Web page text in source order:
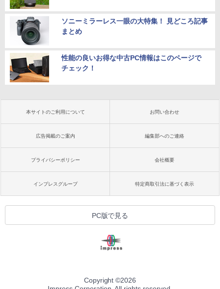
ソニーミラーレス一眼の大特集！ 見どころ記事
まとめ
性能の良いお得な中古PC情報はこのページで
チェック！
本サイトのご利用について お問い合わせ
広告掲載のご案内 編集部へのご連絡
プライバシーポリシー 会社概要
インプレスグループ 特定商取引法に基づく表示
PC版で見る
Copyright ©2026